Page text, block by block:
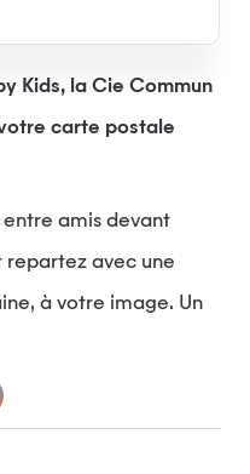
Kids, la Cie Commun
carte postale
entre amis devant
repartez avec une
à votre image. Un